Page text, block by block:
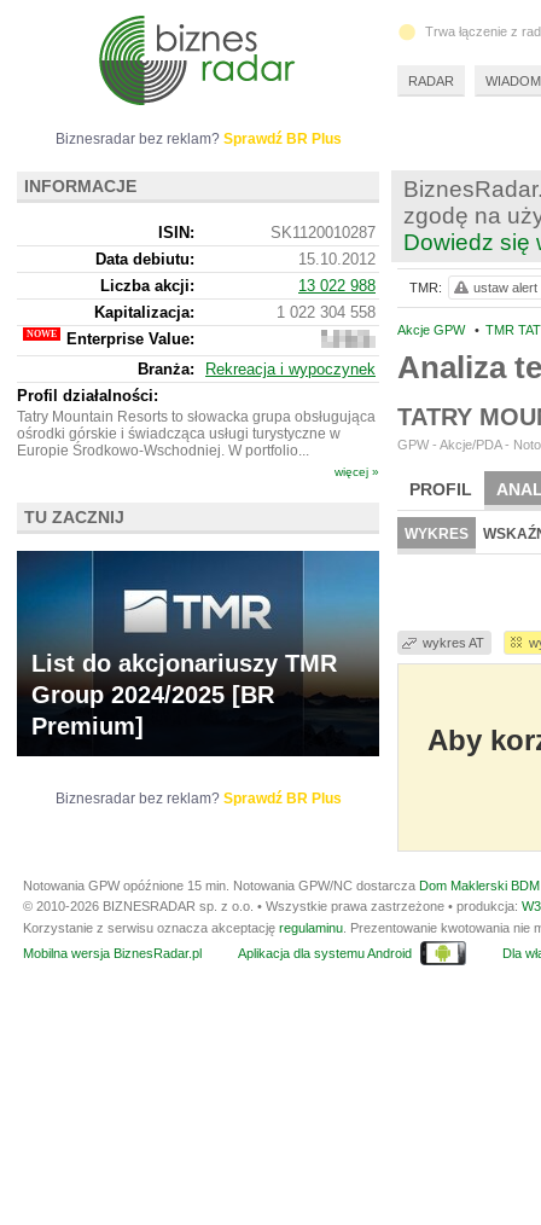
zgodę na
Dowiedz się
Akcje GPW • TMR
Analiza
TATRY
GPW - Akcje/PDA -
PROFIL
BR LAB
WYKRES
wykres AT
Aby
TMR: ustaw alert
Biznesradar bez reklam? Sprawdź BR Plus
INFORMACJE
ISIN:
SK1120010287
Data debiutu:
15.10.2012
Liczba akcji:
13 022 988
Kapitalizacja:
1 022 304 558
Enterprise Value:
2
396
349
Branża:
Rekreacja i wypoczynek
Profil działalności:
Tatry Mountain Resorts to słowacka grupa obsługująca
ośrodki górskie i świadcząca usługi turystyczne w
Europie Środkowo-Wschodniej. W portfolio...
więcej »
TU ZACZNIJ
List do akcjonariuszy TMR
Group 2024/2025 [BR
Premium]
Biznesradar bez reklam? Sprawdź BR Plus
Trwa łączenie z
RADAR
Notowania GPW opóźnione 15 min. Notowania GPW/NC dostarcza Dom Maklerski
© 2010-2026 BIZNESRADAR sp. z o.o. • Wszystkie prawa zastrzeżone • produkcja:
Korzystanie z serwisu oznacza akceptację regulaminu . Prezentowanie kwotowania
Mobilna wersja BiznesRadar.pl
Aplikacja dla systemu Android Dla